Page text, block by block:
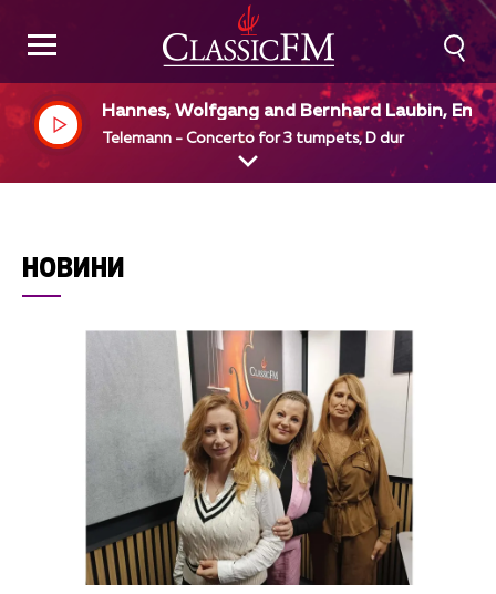
Hannes, Wolfgang and Bernhard Laubin,
h Chamber Orchestra, Simon Preston, dir
Telemann - Concerto for 3 tumpets, D dur
НОВИНИ